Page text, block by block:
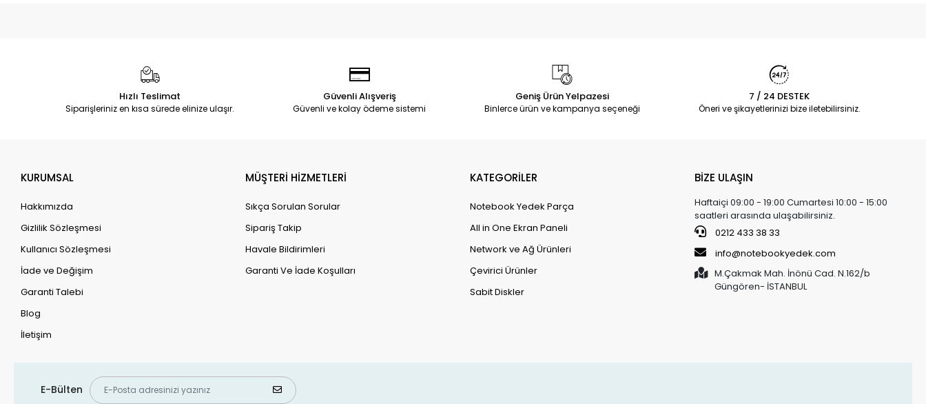
Hızlı Teslimat
Siparişleriniz en kısa sürede elinize ulaşır.
Güvenli Alışveriş
Güvenli ve kolay ödeme sistemi
Geniş Ürün Yelpazesi
Binlerce ürün ve kampanya seçeneği
7 / 24 DESTEK
Öneri ve şikayetlerinizi bize iletebilirsiniz.
KURUMSAL
Hakkımızda
Gizlilik Sözleşmesi
Kullanıcı Sözleşmesi
İade ve Değişim
Garanti Talebi
Blog
İletişim
MÜŞTERİ HİZMETLERİ
Sıkça Sorulan Sorular
Sipariş Takip
Havale Bildirimleri
Garanti Ve İade Koşulları
KATEGORİLER
Notebook Yedek Parça
All in One Ekran Paneli
Network ve Ağ Ürünleri
Çevirici Ürünler
Sabit Diskler
BİZE ULAŞIN
Haftaiçi 09:00 - 19:00 Cumartesi 10:00 - 15:00
saatleri arasında ulaşabilirsiniz.
0212 433 38 33
info@notebookyedek.com
M.Çakmak Mah. İnönü Cad. N.162/b
Güngören- İSTANBUL
E-Bülten